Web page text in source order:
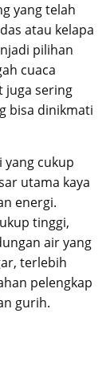
yang telah
atau kelapa
pilihan
cuaca
juga sering
bisa dinikmati
yang cukup
utama kaya
energi.
tinggi,
air yang
terlebih
pelengkap
gurih.